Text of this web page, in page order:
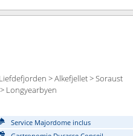
> Alkefjellet > Soraust
Longyearbyen
Service Majordome inclus